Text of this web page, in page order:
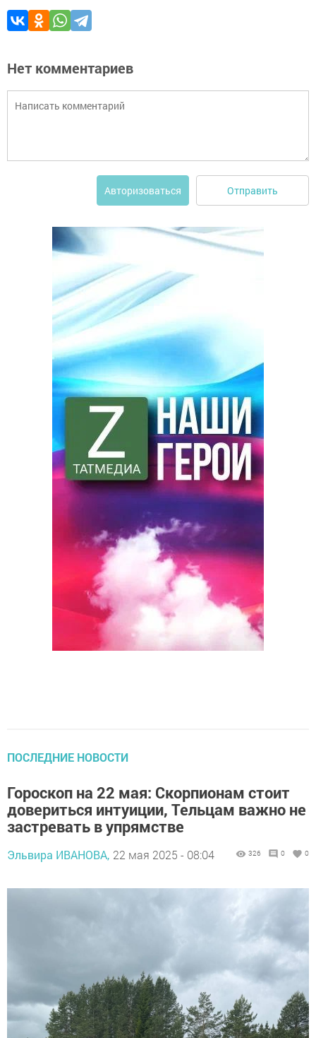
Нет комментариев
Авторизоваться Отправить
ПОСЛЕДНИЕ НОВОСТИ
Гороскоп на 22 мая: Скорпионам стоит
довериться интуиции, Тельцам важно не
застревать в упрямстве
Эльвира ИВАНОВА, 22 мая 2025 - 08:04 326 0 0